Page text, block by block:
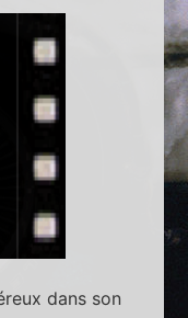
dans son